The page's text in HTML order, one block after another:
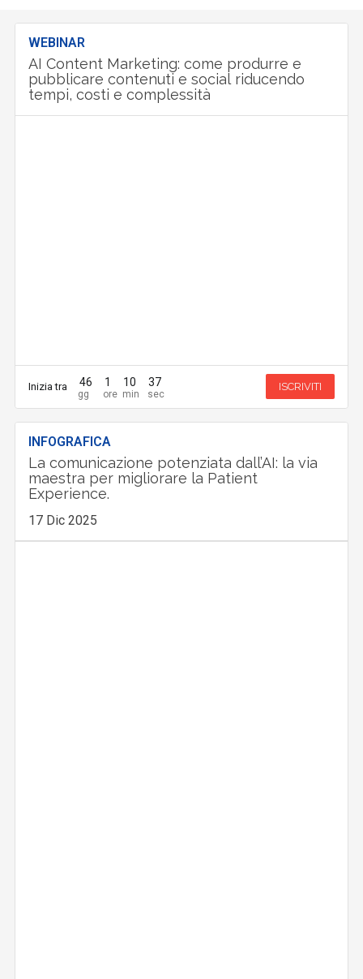
WEBINAR
AI Content Marketing: come produrre e
pubblicare contenuti e social riducendo
tempi, costi e complessità
Inizia tra 46 1 10 35 ISCRIVITI
INFOGRAFICA
La comunicazione potenziata dall’AI: la via
maestra per migliorare la Patient
Experience.
17 Dic 2025